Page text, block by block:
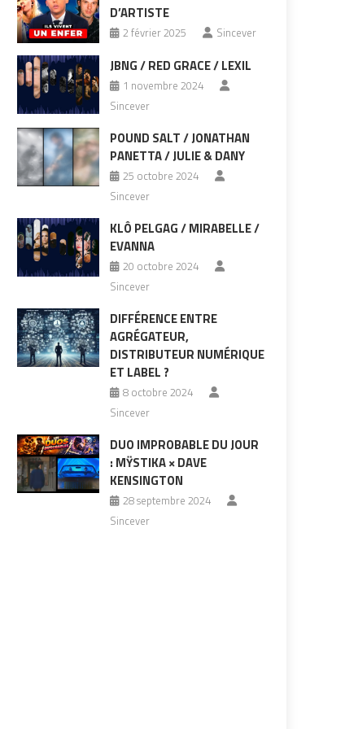
D’ARTISTE
2 février 2025 Sincever
JBNG / RED GRACE / LEXIL
1 novembre 2024
Sincever
POUND SALT / JONATHAN
PANETTA / JULIE & DANY
25 octobre 2024
Sincever
KLÔ PELGAG / MIRABELLE /
EVANNA
20 octobre 2024
Sincever
DIFFÉRENCE ENTRE
AGRÉGATEUR,
DISTRIBUTEUR NUMÉRIQUE
ET LABEL ?
8 octobre 2024
Sincever
DUO IMPROBABLE DU JOUR
: MŸSTIKA × DAVE
KENSINGTON
28 septembre 2024
Sincever